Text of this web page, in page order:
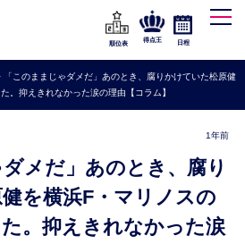
順位表
得点王 日程
「このままじゃダメだ」あのとき、腐りかけていた松原健
。抑えきれなかった涙の理由【コラム】
1年前
を横浜F・マリノスの
。抑えきれなかった涙